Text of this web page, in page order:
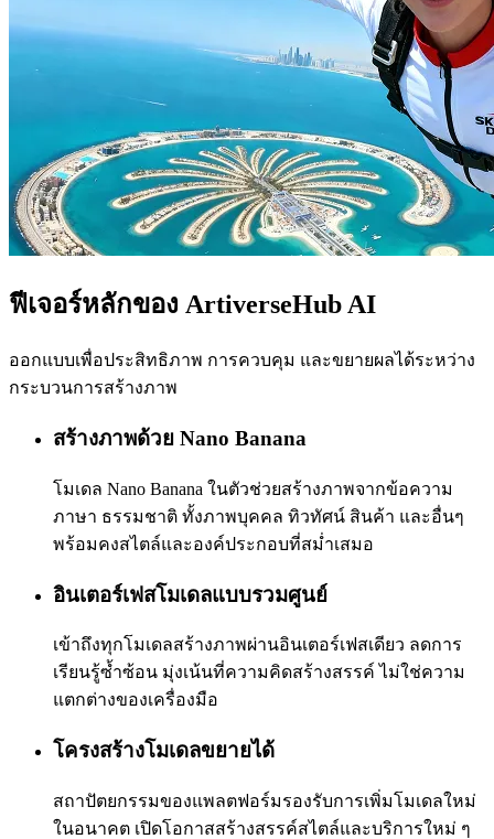
ฟีเจอร์หลักของ ArtiverseHub AI
ออกแบบเพื่อประสิทธิภาพ การควบคุม และขยายผลได้ระหว่าง
กระบวนการสร้างภาพ
สร้างภาพด้วย Nano Banana
โมเดล Nano Banana ในตัวช่วยสร้างภาพจากข้อความ
ภาษา ธรรมชาติ ทั้งภาพบุคคล ทิวทัศน์ สินค้า และอื่นๆ
พร้อมคงสไตล์และองค์ประกอบที่สม่ำเสมอ
อินเตอร์เฟสโมเดลแบบรวมศูนย์
เข้าถึงทุกโมเดลสร้างภาพผ่านอินเตอร์เฟสเดียว ลดการ
เรียนรู้ซ้ำซ้อน มุ่งเน้นที่ความคิดสร้างสรรค์ ไม่ใช่ความ
แตกต่างของเครื่องมือ
โครงสร้างโมเดลขยายได้
สถาปัตยกรรมของแพลตฟอร์มรองรับการเพิ่มโมเดลใหม่
ในอนาคต เปิดโอกาสสร้างสรรค์สไตล์และบริการใหม่ ๆ